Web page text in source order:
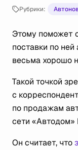
Рубрики:
Этому поможет
поставки по
весьма хорошо
Такой точкой
с
по продажам
сети
Он считает, что